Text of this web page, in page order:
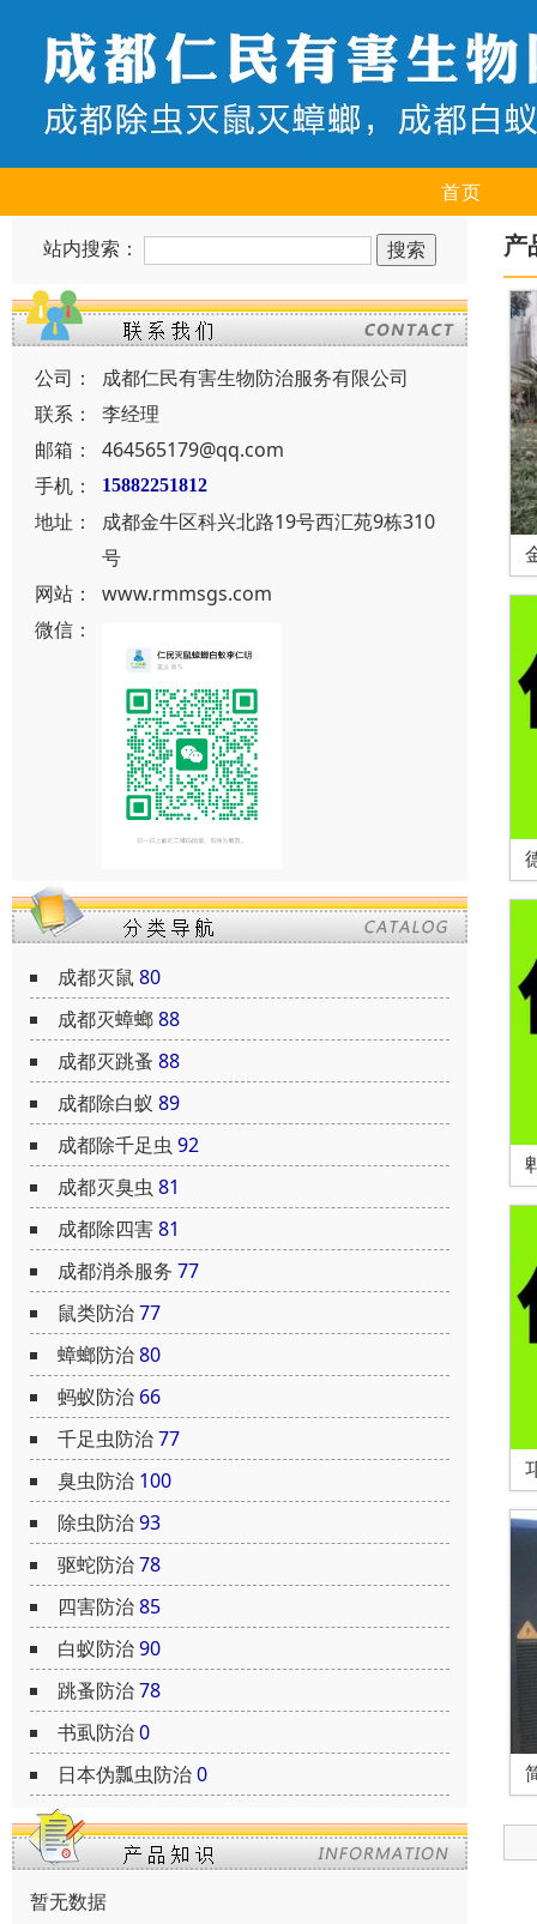
首页
站内搜索：
公司：
成都仁民有害生物防治服务有限公司
联系：
李经理
邮箱：
464565179@qq.com
手机：
15882251812
地址：
成都金牛区科兴北路19号西汇苑9栋310
号
网站：
www.rmmsgs.com
微信：
成都灭鼠 80
成都灭蟑螂88
成都灭跳蚤 88
成都除白蚁 89
成都除千足虫 92
成都灭臭虫 81
成都除四害81
成都消杀服务 77
鼠类防治77
蟑螂防治80
蚂蚁防治 66
千足虫防治77
臭虫防治 100
除虫防治93
驱蛇防治78
四害防治85
白蚁防治90
跳蚤防治78
书虱防治0
日本伪瓢虫防治0
暂无数据
产